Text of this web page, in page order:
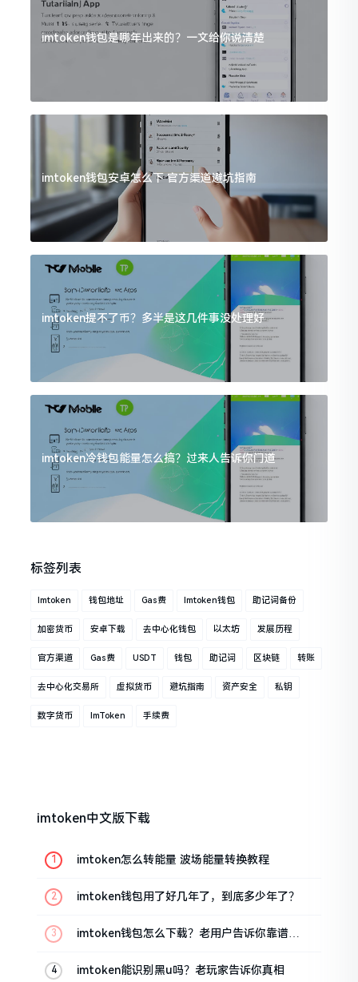
imtoken钱包是哪年出来的？一文给你说清楚
imtoken钱包安卓怎么下 官方渠道避坑指南
imtoken提不了币？多半是这几件事没处理好
imtoken冷钱包能量怎么搞？过来人告诉你门道
标签列表
Imtoken 钱包地址 Gas费 Imtoken钱包 助记词备份
加密货币 安卓下载 去中心化钱包 以太坊 发展历程
官方渠道 Gas费 USDT 钱包 助记词 区块链 转账
去中心化交易所 虚拟货币 避坑指南 资产安全 私钥
数字货币 ImToken 手续费
imtoken中文版下载
imtoken怎么转能量 波场能量转换教程
imtoken钱包用了好几年了，到底多少年了？
imtoken钱包怎么下载？老用户告诉你靠谱渠
imtoken能识别黑u吗？老玩家告诉你真相